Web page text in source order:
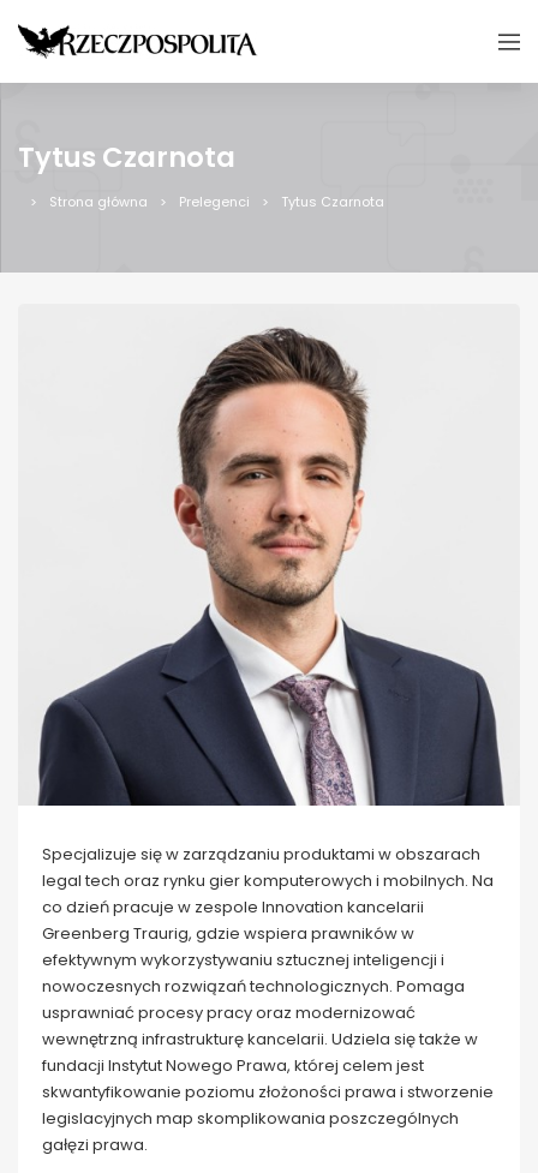
Tytus Czarnota
Strona główna Prelegenci Tytus Czarnota
Specjalizuje się w zarządzaniu produktami w obszarach
legal tech oraz rynku gier komputerowych i mobilnych. Na
co dzień pracuje w zespole Innovation kancelarii
Greenberg Traurig, gdzie wspiera prawników w
efektywnym wykorzystywaniu sztucznej inteligencji i
nowoczesnych rozwiązań technologicznych. Pomaga
usprawniać procesy pracy oraz modernizować
wewnętrzną infrastrukturę kancelarii. Udziela się także w
fundacji Instytut Nowego Prawa, której celem jest
skwantyfikowanie poziomu złożoności prawa i stworzenie
legislacyjnych map skomplikowania poszczególnych
gałęzi prawa.